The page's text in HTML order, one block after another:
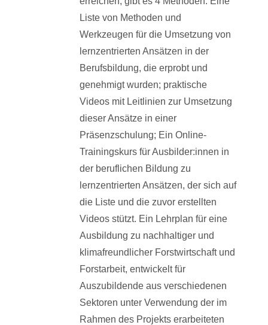
Liste von Methoden und
Werkzeugen für die Umsetzung von
lernzentrierten Ansätzen in der
Berufsbildung, die erprobt und
genehmigt wurden; praktische
Videos mit Leitlinien zur Umsetzung
dieser Ansätze in einer
Präsenzschulung; Ein Online-
Trainingskurs für Ausbilder:innen in
der beruflichen Bildung zu
lernzentrierten Ansätzen, der sich auf
die Liste und die zuvor erstellten
Videos stützt. Ein Lehrplan für eine
Ausbildung zu nachhaltiger und
klimafreundlicher Forstwirtschaft und
Forstarbeit, entwickelt für
Auszubildende aus verschiedenen
Sektoren unter Verwendung der im
Rahmen des Projekts erarbeiteten